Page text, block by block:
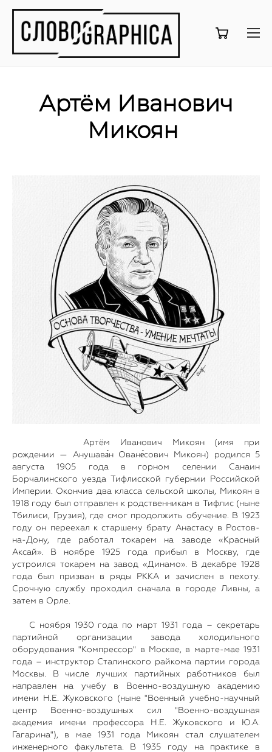
Артём Иванович
Микоян
Артём Иванович Микоян (имя при
рождении — Анушава́н Оване́сович Микоян) родился 5
августа 1905 года в горном селении Санаин
Борчалинского уезда Тифлисской губернии Российской
Империи. Окончив два класса сельской школы, Микоян в
1918 году был отправлен к родственникам в Тифлис (ныне
Тбилиси, Грузия), где смог продолжить обучение. В 1923
году он переехал к старшему брату Анастасу в Ростов-
на-Дону, где работал токарем на заводе «Красный
Аксай». В ноябре 1925 года прибыл в Москву, где
устроился токарем на завод «Динамо». В декабре 1928
года был призван в ряды РККА и зачислен в пехоту.
Срочную службу проходил сначала в городе Ливны, а
затем в Орле.
С ноября 1930 года по март 1931 года – секретарь
партийной организации завода холодильного
оборудования "Компрессор" в Москве, в марте-мае 1931
года – инструктор Сталинского райкома партии города
Москвы. В числе лучших партийных работников был
направлен на учебу в Военно-воздушную академию
имени Н.Е. Жуковского (ныне "Военный учебно-научный
центр Военно-воздушных сил "Военно-воздушная
академия имени профессора Н.Е. Жуковского и Ю.А.
Гагарина"), в мае 1931 года Микоян стал слушателем
инженерного факультета. В 1935 году на практике в